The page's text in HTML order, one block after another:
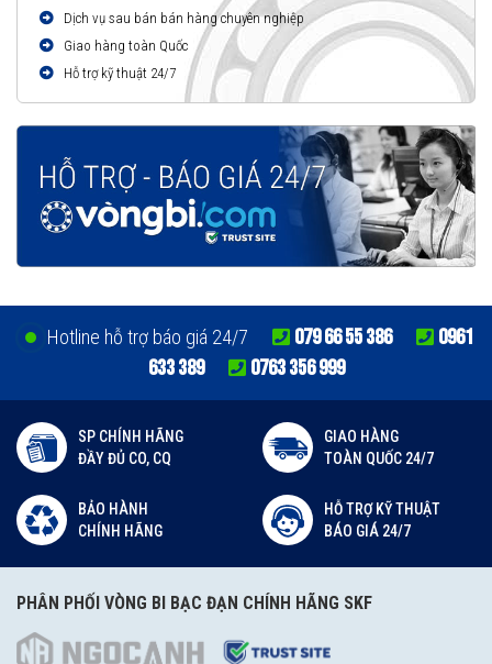
Dịch vụ sau bán bán hàng chuyên nghiệp
Giao hàng toàn Quốc
Hỗ trợ kỹ thuật 24/7
Hotline hỗ trợ báo giá 24/7 079 66 55 386
0961
633 389
0763 356 999
SP CHÍNH HÃNG
ĐẦY ĐỦ CO, CQ
GIAO HÀNG
TOÀN QUỐC 24/7
BẢO HÀNH
CHÍNH HÃNG
HỖ TRỢ KỸ THUẬT
BÁO GIÁ 24/7
PHÂN PHỐI VÒNG BI BẠC ĐẠN CHÍNH HÃNG SKF